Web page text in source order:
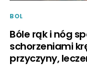
BOL
Bóle rąk i nóg
schorzeniami
przyczyny,